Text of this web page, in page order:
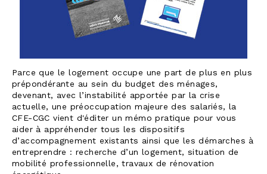
Parce que le logement occupe une part de plus en plus
prépondérante au sein du budget des ménages,
devenant, avec l’instabilité apportée par la crise
actuelle, une préoccupation majeure des salariés, la
CFE-CGC vient d'éditer un mémo pratique pour vous
aider à appréhender tous les dispositifs
d’accompagnement existants ainsi que les démarches à
entreprendre : recherche d’un logement, situation de
mobilité professionnelle, travaux de rénovation